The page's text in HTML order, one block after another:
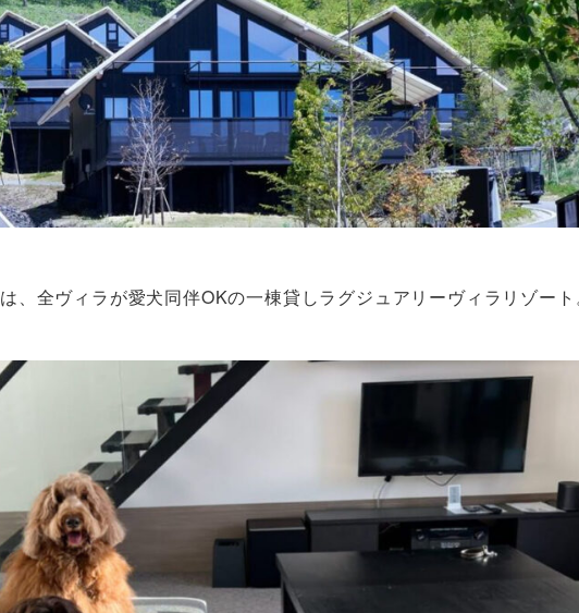
は、全ヴィラが愛犬同伴OKの一棟貸しラグジュアリーヴィラリゾー